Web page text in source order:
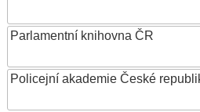
Parlamentní knihovna ČR
Policejní akademie České